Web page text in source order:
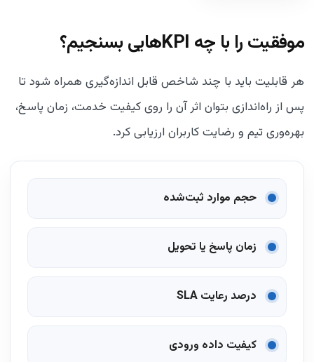
موفقیت را با چه KPIهایی بسنجیم؟
هر قابلیت باید با چند شاخص قابل اندازه‌گیری همراه شود تا
پس از راه‌اندازی بتوان اثر آن را روی کیفیت خدمت، زمان پاسخ،
بهره‌وری تیم و رضایت کاربران ارزیابی کرد.
حجم موارد ثبت‌شده
زمان پاسخ یا تحویل
درصد رعایت SLA
کیفیت داده ورودی